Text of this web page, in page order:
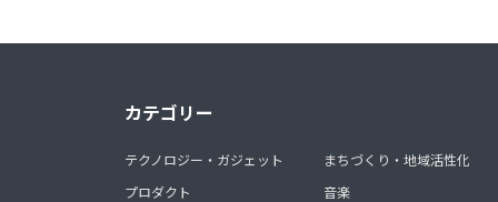
カテゴリー
テクノロジー・ガジェット
プロダクト
まちづくり・地域活性化
音楽